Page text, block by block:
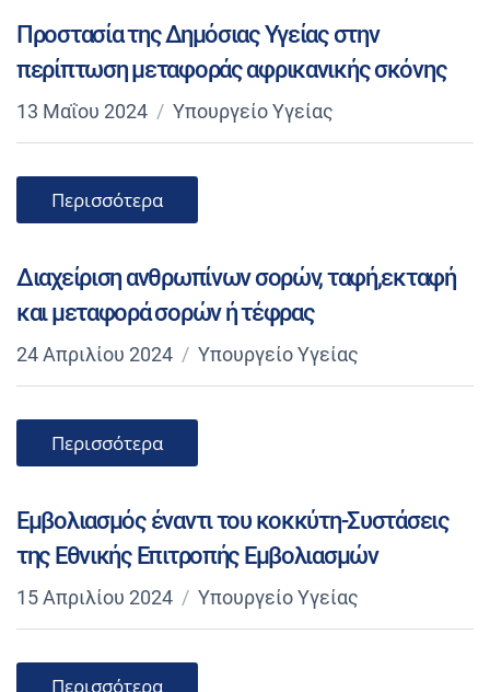
Προστασία της Δημόσιας Υγείας στην
περίπτωση μεταφοράς αφρικανικής σκόνης
13 Μαΐου 2024 Υπουργείο Υγείας
Περισσότερα
Διαχείριση ανθρωπίνων σορών, ταφή,εκταφή
και μεταφορά σορών ή τέφρας
24 Απριλίου 2024 Υπουργείο Υγείας
Περισσότερα
Εμβολιασμός έναντι του κοκκύτη-Συστάσεις
της Εθνικής Επιτροπής Εμβολιασμών
15 Απριλίου 2024 Υπουργείο Υγείας
Περισσότερα